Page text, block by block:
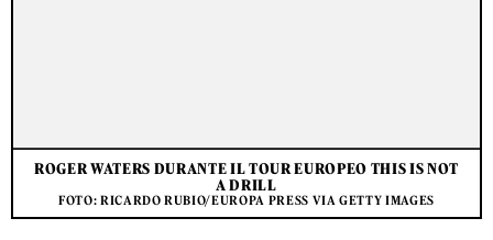
ROGER WATERS DURANTE IL TOUR EUROPEO THIS IS NOT
A DRILL
FOTO: RICARDO RUBIO/EUROPA PRESS VIA GETTY IMAGES